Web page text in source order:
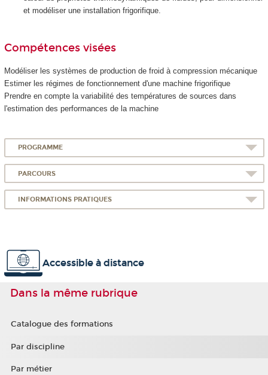
et modéliser une installation frigorifique.
Compétences visées
Modéliser les systèmes de production de froid à compression mécanique
Estimer les régimes de fonctionnement d'une machine frigorifique
Prendre en compte la variabilité des températures de sources dans
l'estimation des performances de la machine
PROGRAMME
PARCOURS
INFORMATIONS PRATIQUES
Accessible à distance
Dans la même rubrique
Catalogue des formations
Par discipline
Par métier